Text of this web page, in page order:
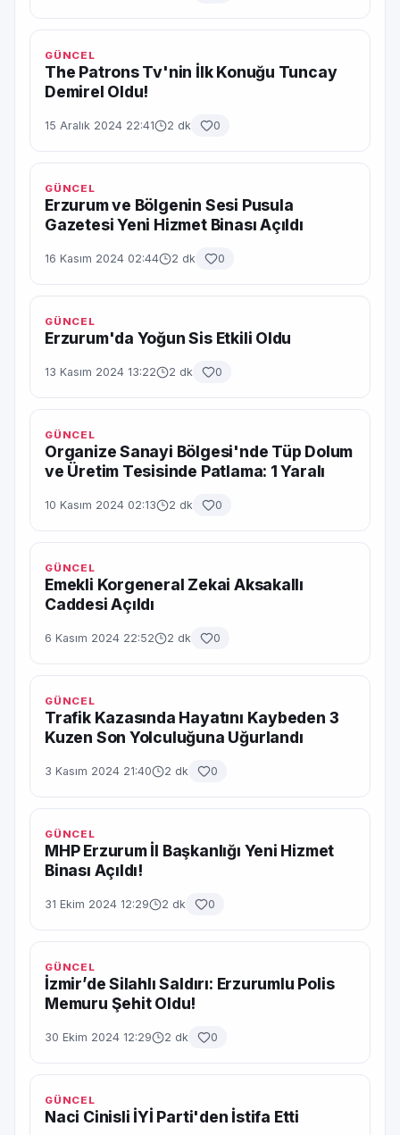
GÜNCEL
The Patrons Tv'nin İlk Konuğu Tuncay
Demirel Oldu!
15 Aralık 2024 22:41 2 dk 0
GÜNCEL
Erzurum ve Bölgenin Sesi Pusula
Gazetesi Yeni Hizmet Binası Açıldı
16 Kasım 2024 02:44 2 dk 0
GÜNCEL
Erzurum'da Yoğun Sis Etkili Oldu
13 Kasım 2024 13:22 2 dk 0
GÜNCEL
Organize Sanayi Bölgesi'nde Tüp Dolum
ve Üretim Tesisinde Patlama: 1 Yaralı
10 Kasım 2024 02:13 2 dk 0
GÜNCEL
Emekli Korgeneral Zekai Aksakallı
Caddesi Açıldı
6 Kasım 2024 22:52 2 dk 0
GÜNCEL
Trafik Kazasında Hayatını Kaybeden 3
Kuzen Son Yolculuğuna Uğurlandı
3 Kasım 2024 21:40 2 dk 0
GÜNCEL
MHP Erzurum İl Başkanlığı Yeni Hizmet
Binası Açıldı!
31 Ekim 2024 12:29 2 dk 0
GÜNCEL
İzmir’de Silahlı Saldırı: Erzurumlu Polis
Memuru Şehit Oldu!
30 Ekim 2024 12:29 2 dk 0
GÜNCEL
Naci Cinisli İYİ Parti'den İstifa Etti